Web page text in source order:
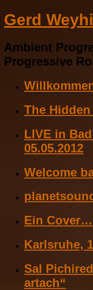
Gerd
Ambient
Progressive
The
LIVE in
05.05.2012
Welcome
Ein Cover…
Karlsruhe,
Sal
artach“